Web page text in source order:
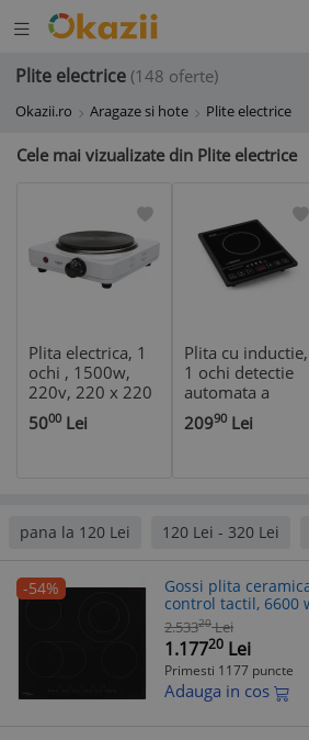
Deschide
meniul
Plite electrice (148 oferte)
Okazii.ro Aragaze si hote Plite electrice
Cele mai vizualizate din Plite electrice
Plita electrica, 1
ochi , 1500w,
220v, 220 x 220
x 30mm
5000 Lei
Plita cu inductie,
1 ochi detectie
automata a
vasului de gatit,
control 8 nivele
20990 Lei
pana la 120 Lei 120 Lei - 320 Lei
-54%
Gossi plita
control tactil, 6600
2.53320 Lei
1.17720 Lei
Primesti 1177 puncte
Adauga in cos